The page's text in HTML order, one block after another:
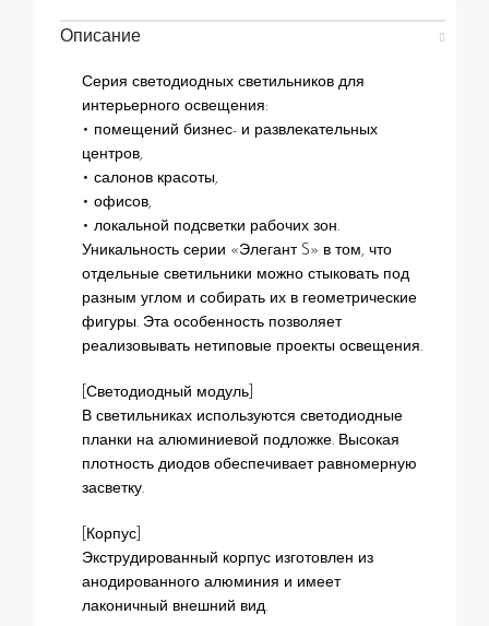
Описание
Серия светодиодных светильников для
интерьерного освещения:
• помещений бизнес- и развлекательных
центров,
• салонов красоты,
• офисов,
• локальной подсветки рабочих зон.
Уникальность серии «Элегант S» в том, что
отдельные светильники можно стыковать под
разным углом и собирать их в геометрические
фигуры. Эта особенность позволяет
реализовывать нетиповые проекты освещения.
[Светодиодный модуль]
В светильниках используются светодиодные
планки на алюминиевой подложке. Высокая
плотность диодов обеспечивает равномерную
засветку.
[Корпус]
Экструдированный корпус изготовлен из
анодированного алюминия и имеет
лаконичный внешний вид.